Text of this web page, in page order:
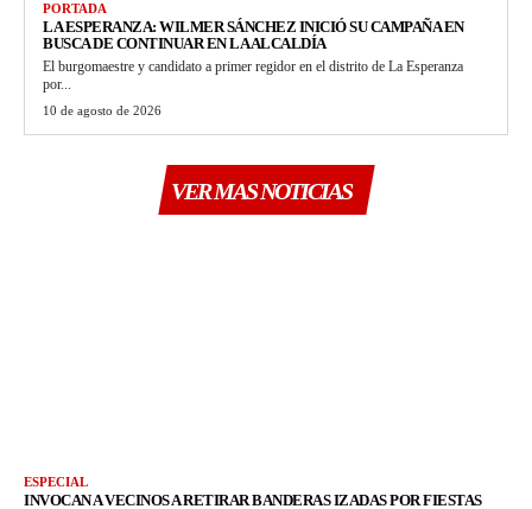
PORTADA
LA ESPERANZA: WILMER SÁNCHEZ INICIÓ SU CAMPAÑA EN
BUSCA DE CONTINUAR EN LA ALCALDÍA
El burgomaestre y candidato a primer regidor en el distrito de La Esperanza
por...
10 de agosto de 2026
VER MAS NOTICIAS
ESPECIAL
INVOCAN A VECINOS A RETIRAR BANDERAS IZADAS POR FIESTAS